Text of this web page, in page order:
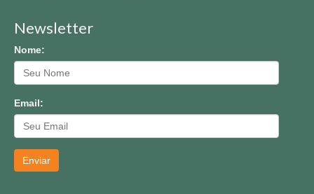
Newsletter
Nome:
Email:
Enviar